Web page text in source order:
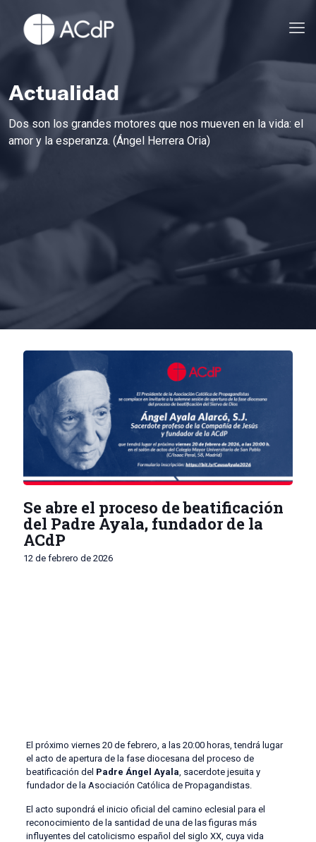
Actualidad
Dos son los grandes motores que nos mueven en la vida: el
amor y la esperanza. (Ángel Herrera Oria)
Se abre el proceso de beatificación
del Padre Ayala, fundador de la
ACdP
12 de febrero de 2026
El próximo viernes 20 de febrero, a las 20:00 horas, tendrá lugar
el acto de apertura de la fase diocesana del proceso de
beatificación del Padre Ángel Ayala , sacerdote jesuita y
fundador de la Asociación Católica de Propagandistas.
El acto supondrá el inicio oficial del camino eclesial para el
reconocimiento de la santidad de una de las figuras más
influyentes del catolicismo español del siglo XX, cuya vida